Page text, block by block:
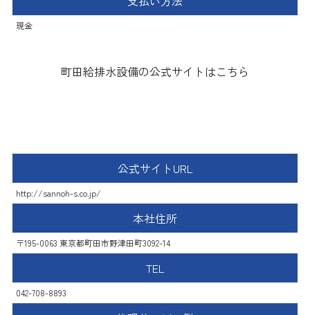
現金
町田給排水設備の公式サイトはこちら
公式サイトURL
http://sannoh-s.co.jp/
本社住所
〒195-0063 東京都町田市野津田町3092-14
TEL
042-708-8893